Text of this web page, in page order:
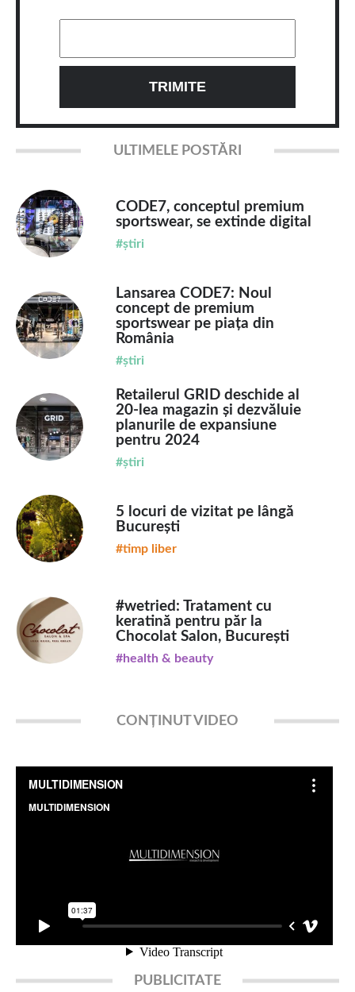
ULTIMELE POSTĂRI
CODE7, conceptul premium
sportswear, se extinde digital
#știri
Lansarea CODE7: Noul
concept de premium
sportswear pe piața din
România
#știri
Retailerul GRID deschide al
20-lea magazin și dezvăluie
planurile de expansiune
pentru 2024
#știri
5 locuri de vizitat pe lângă
București
#timp liber
#wetried: Tratament cu
keratină pentru păr la
Chocolat Salon, București
#health & beauty
CONȚINUT VIDEO
PUBLICITATE